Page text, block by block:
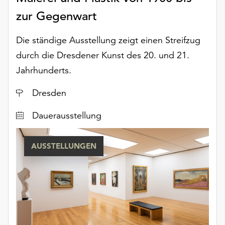
Datenschutzerklärung
dem
Impressum
zur Gegenwart
Die ständige Ausstellung zeigt einen Streifzug
durch die Dresdener Kunst des 20. und 21.
Jahrhunderts.
Ort
Dresden
Dauerausstellung
AUSSTELLUNGEN